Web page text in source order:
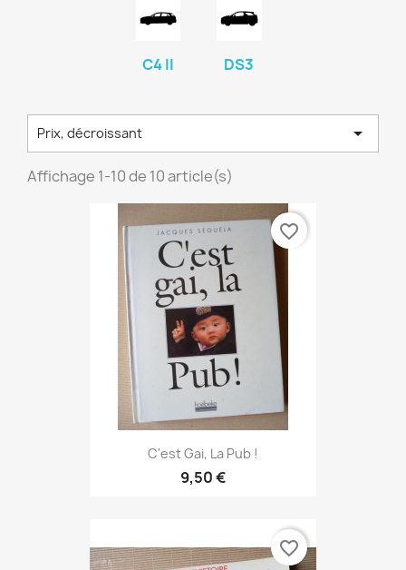
C4 II DS3
Prix, décroissant 
Affichage 1-10 de 10 article(s)
C'est Gai, La Pub !
9,50 €
favorite_border
favorite_border